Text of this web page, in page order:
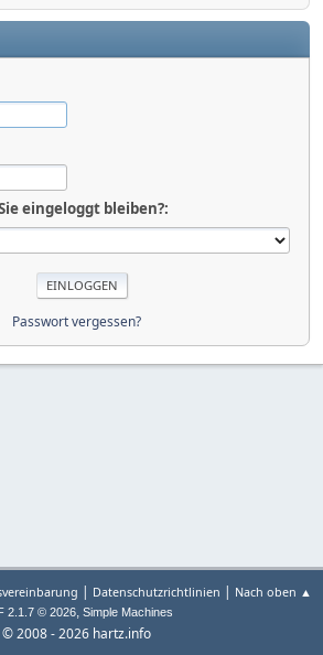
eingeloggt bleiben?:
Passwort vergessen?
| Datenschutzrichtlinien | Nach oben ▲
2.1.7 © 2026, Simple Machines
© 2008 - 2026 hartz.info